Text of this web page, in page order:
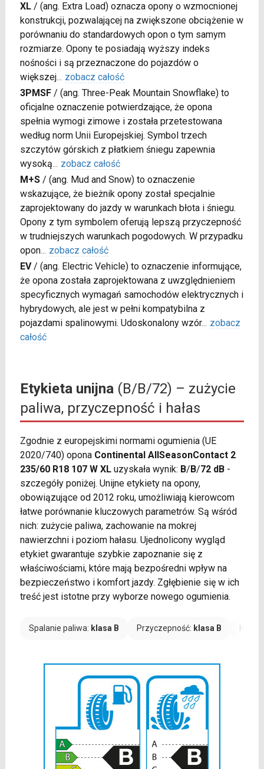
XL/ (ang. Extra Load) oznacza opony o wzmocnionej
konstrukcji, pozwalającej na zwiększone obciążenie w
porównaniu do standardowych opon o tym samym
rozmiarze. Opony te posiadają wyższy indeks
nośności i są przeznaczone do pojazdów o
większej... zobacz całość
3PMSF/ (ang. Three-Peak Mountain Snowflake) to
oficjalne oznaczenie potwierdzające, że opona
spełnia wymogi zimowe i została przetestowana
według norm Unii Europejskiej. Symbol trzech
szczytów górskich z płatkiem śniegu zapewnia
wysoką... zobacz całość
M+S/ (ang. Mud and Snow) to oznaczenie
wskazujące, że bieżnik opony został specjalnie
zaprojektowany do jazdy w warunkach błota i śniegu.
Opony z tym symbolem oferują lepszą przyczepność
w trudniejszych warunkach pogodowych. W przypadku
opon... zobacz całość
EV/ (ang. Electric Vehicle) to oznaczenie informujące,
że opona została zaprojektowana z uwzględnieniem
specyficznych wymagań samochodów elektrycznych i
hybrydowych, ale jest w pełni kompatybilna z
pojazdami spalinowymi. Udoskonalony wzór... zobacz
całość
Etykieta unijna(B/B/72) – zużycie
paliwa, przyczepność i hałas
Zgodnie z europejskimi normami ogumienia (UE
2020/740) opona Continental AllSeasonContact 2
235/60 R18 107 W XLuzyskała wynik: B/B/72 dB-
szczegóły poniżej. Unijne etykiety na opony,
obowiązujące od 2012 roku, umożliwiają kierowcom
łatwe porównanie kluczowych parametrów. Są wśród
nich: zużycie paliwa, zachowanie na mokrej
nawierzchni i poziom hałasu. Ujednolicony wygląd
etykiet gwarantuje szybkie zapoznanie się z
właściwościami, które mają bezpośredni wpływ na
bezpieczeństwo i komfort jazdy. Zgłębienie się w ich
treść jest istotne przy wyborze nowego ogumienia.
Spalanie paliwa: klasa B Przyczepność: klasa B Hałas: